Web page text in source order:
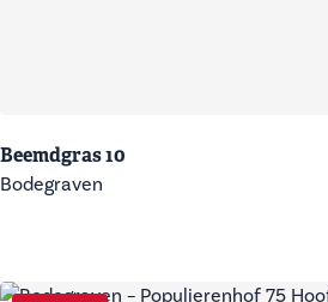
Beemdgras 10
Bodegraven